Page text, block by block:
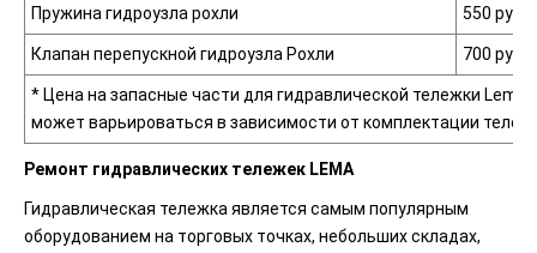
Пружина гидроузла рохли 550 руб.
Клапан перепускной гидроузла Рохли 700 руб.
* Цена на запасные части для гидравлической тележки Lema
может варьироваться в зависимости от комплектации
Ремонт гидравлических тележек LEMA
Гидравлическая тележка является самым популярным
оборудованием на торговых точках, небольших складах,